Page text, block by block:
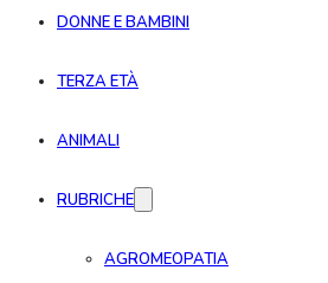
DONNE E BAMBINI
TERZA ETÀ
ANIMALI
RUBRICHE
AGROMEOPATIA